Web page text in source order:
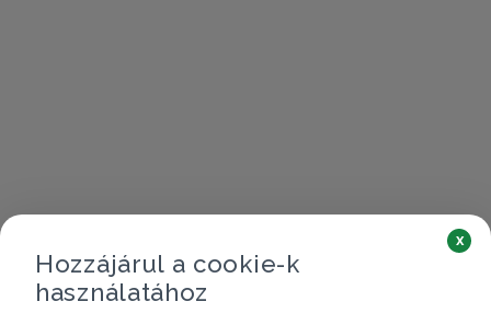
Hozzájárul a cookie-k
használatához
x